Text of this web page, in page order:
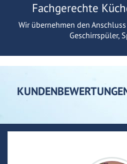
Fachgerechte
Wir übernehmen den
Geschirrspüler,